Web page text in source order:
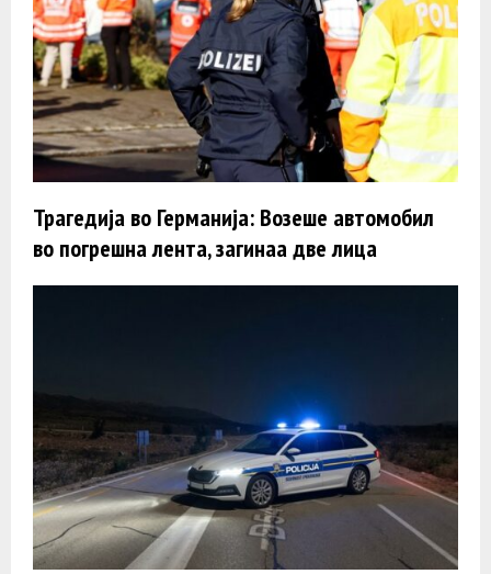
Трагедија во Германија: Возеше автомобил
во погрешна лента, загинаа две лица